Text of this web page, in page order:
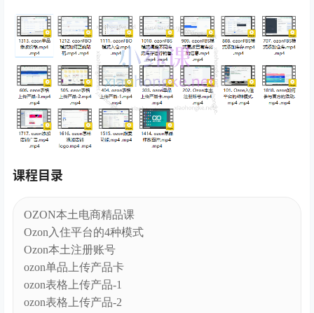
课程目录
OZON本土电商精品课
Ozon入住平台的4种模式
Ozon本土注册账号
ozon单品上传产品卡
ozon表格上传产品-1
ozon表格上传产品-2